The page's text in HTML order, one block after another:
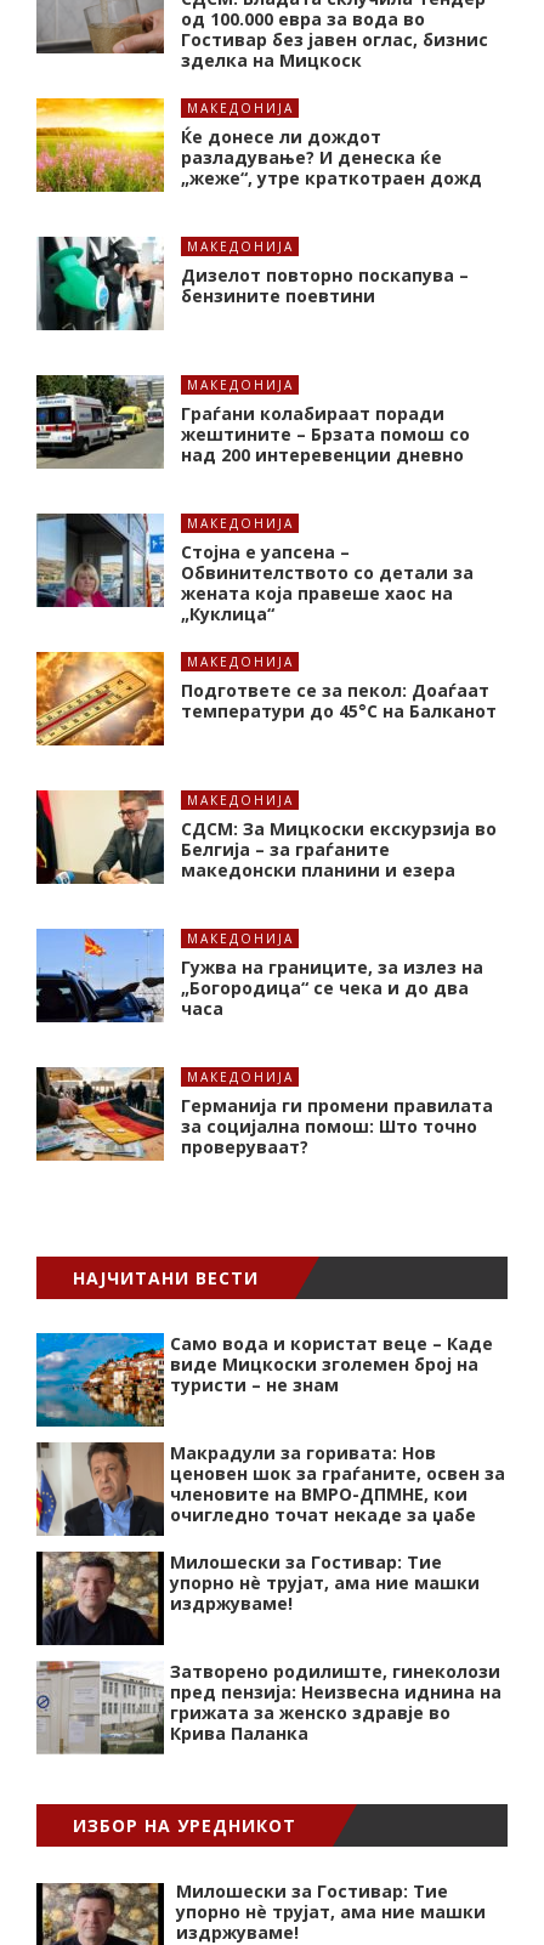
од 100.000 евра за вода во
Гостивар без јавен оглас, бизнис
зделка на Мицкоск
МАКЕДОНИЈА
Ќе донесе ли дождот
разладување? И денеска ќе
„жеже“, утре краткотраен дожд
МАКЕДОНИЈА
Дизелот повторно поскапува –
бензините поевтини
МАКЕДОНИЈА
Граѓани колабираат поради
жештините – Брзата помош со
над 200 интеревенции дневно
МАКЕДОНИЈА
Стојна е уапсена –
Обвинителството со детали за
жената која правеше хаос на
„Куклица“
МАКЕДОНИЈА
Подгответе се за пекол: Доаѓаат
температури до 45°C на Балканот
МАКЕДОНИЈА
СДСМ: За Мицкоски екскурзија во
Белгија – за граѓаните
македонски планини и езера
МАКЕДОНИЈА
Гужва на границите, за излез на
„Богородица“ се чека и до два
часа
МАКЕДОНИЈА
Германија ги промени правилата
за социјална помош: Што точно
проверуваат?
НАЈЧИТАНИ ВЕСТИ
Само вода и користат веце – Каде
виде Мицкоски зголемен број на
туристи – не знам
Макрадули за горивата: Нов
ценовен шок за граѓаните, освен за
членовите на ВМРО-ДПМНЕ, кои
очигледно точат некаде за џабе
Милошески за Гостивар: Тие
упорно нѐ трујат, ама ние машки
издржуваме!
Затворено родилиште, гинеколози
пред пензија: Неизвесна иднина на
грижата за женско здравје во
Крива Паланка
ИЗБОР НА УРЕДНИКОТ
Милошески за Гостивар: Тие
упорно нѐ трујат, ама ние машки
издржуваме!